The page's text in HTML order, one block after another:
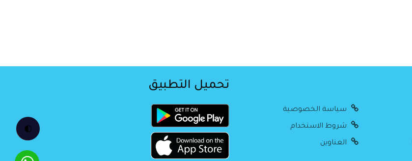
🌓
سياسة الخصوصية
شروط الاستخدام
العناوين
تحميل التطبيق